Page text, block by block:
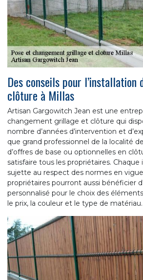
Des conseils pour
clôture à Millas
Artisan Gargowitch Jean est une
changement grillage et clôture qui
nombre d’années d’intervention et
que grand professionnel de la localité
d’offres de base ou optionnelles en
satisfaire tous les propriétaires. Chaque
sujette au respect des normes en
propriétaires pourront aussi bénéficier
personnalisé pour le choix des
le prix, la couleur et le type de matériau.